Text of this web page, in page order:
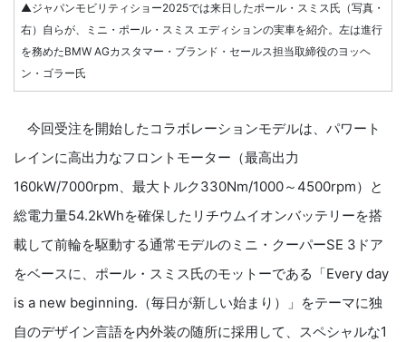
▲ジャパンモビリティショー2025では来日したポール・スミス氏（写真・
右）自らが、ミニ・ポール・スミス エディションの実車を紹介。左は進行
を務めたBMW AGカスタマー・ブランド・セールス担当取締役のヨッヘ
ン・ゴラー氏
今回受注を開始したコラボレーションモデルは、パワート
レインに高出力なフロントモーター（最高出力
160kW/7000rpm、最大トルク330Nm/1000～4500rpm）と
総電力量54.2kWhを確保したリチウムイオンバッテリーを搭
載して前輪を駆動する通常モデルのミニ・クーパーSE 3ドア
をベースに、ポール・スミス氏のモットーである「Every day
is a new beginning.（毎日が新しい始まり）」をテーマに独
自のデザイン言語を内外装の随所に採用して、スペシャルな1